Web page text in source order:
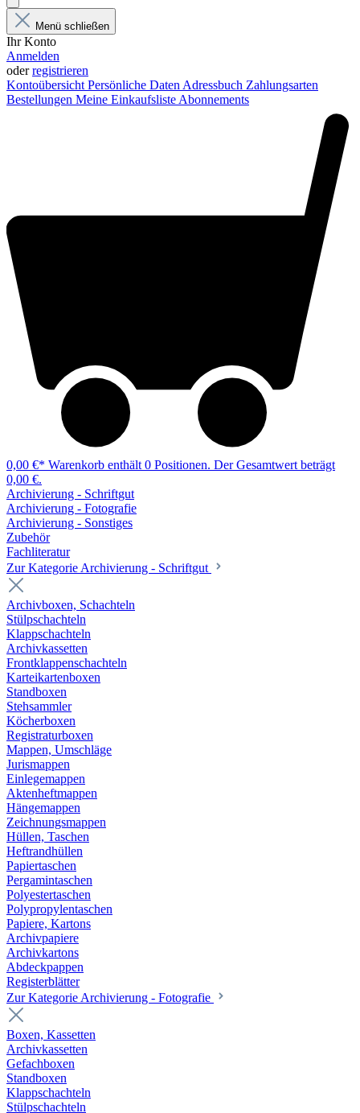
Menü schließen
Ihr Konto
Anmelden
oderregistrieren
Kontoübersicht Persönliche Daten Adressbuch Zahlungsarten
Bestellungen Meine Einkaufsliste Abonnements
0,00 €* Warenkorb enthält 0 Positionen. Der Gesamtwert beträgt
0,00 €.
Archivierung - Schriftgut
Archivierung - Fotografie
Archivierung - Sonstiges
Zubehör
Fachliteratur
Zur Kategorie Archivierung - Schriftgut
Archivboxen, Schachteln
Stülpschachteln
Klappschachteln
Archivkassetten
Frontklappenschachteln
Karteikartenboxen
Standboxen
Stehsammler
Köcherboxen
Registraturboxen
Mappen, Umschläge
Jurismappen
Einlegemappen
Aktenheftmappen
Hängemappen
Zeichnungsmappen
Hüllen, Taschen
Heftrandhüllen
Papiertaschen
Pergamintaschen
Polyestertaschen
Polypropylentaschen
Papiere, Kartons
Archivpapiere
Archivkartons
Abdeckpappen
Registerblätter
Zur Kategorie Archivierung - Fotografie
Boxen, Kassetten
Archivkassetten
Gefachboxen
Standboxen
Klappschachteln
Stülpschachteln